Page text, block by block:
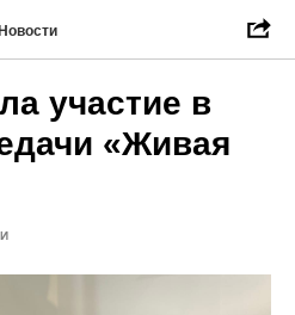
участие в
«Живая